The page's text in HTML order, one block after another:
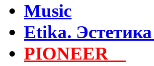
Music
Etika.
PIONEER